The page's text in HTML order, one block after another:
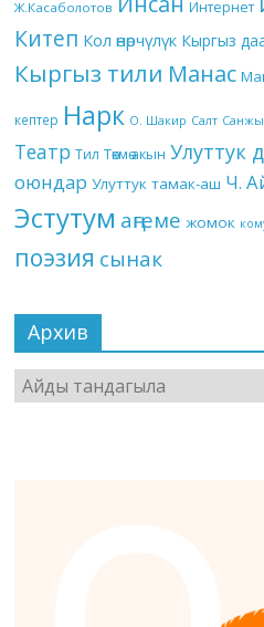
Ж.Касаболотов Интернет
Китеп Кол өнөрчүлүк Кыргыз
Кыргыз тили Манас
кептер Нарк О. Шакир Салт
Театр Тил Төкмө акын Улуттук
оюндар Улуттук тамак-аш Ч.
Эстутум аңгеме жомок
поэзия сынак
Архив
Архив